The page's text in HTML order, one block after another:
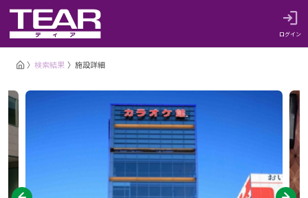
ログイン
検索結果 施設詳細